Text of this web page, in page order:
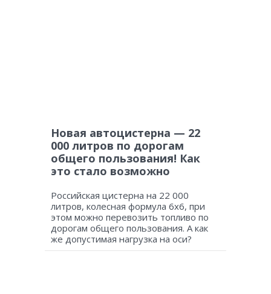
Новая автоцистерна — 22
000 литров по дорогам
общего пользования! Как
это стало возможно
Российская цистерна на 22 000
литров, колесная формула 6х6, при
этом можно перевозить топливо по
дорогам общего пользования. А как
же допустимая нагрузка на оси?